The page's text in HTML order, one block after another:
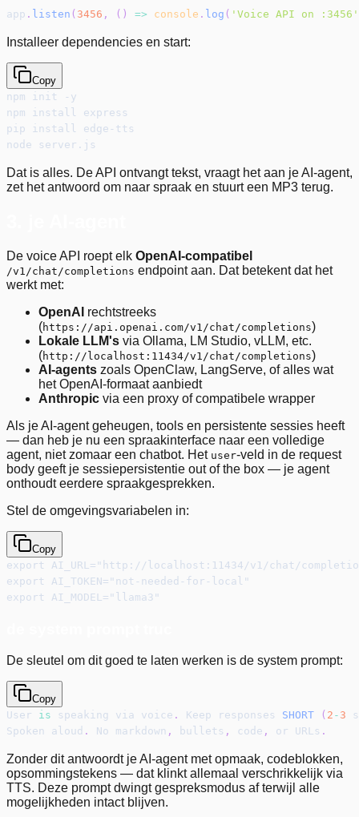
app . listen ( 3456 , ( ) => console . log ( 'Voice API on :3456'
Installeer dependencies en start:
Copy
npm init -y
npm install express
pip install edge-tts
node server.js
Dat is alles. De API ontvangt tekst, vraagt het aan je AI-agent,
zet het antwoord om naar spraak en stuurt een MP3 terug.
De voice API roept elk OpenAI-compatibel
/v1/chat/completions endpoint aan. Dat betekent dat het
werkt met:
OpenAI rechtstreeks
(https://api.openai.com/v1/chat/completions)
Lokale LLM's via Ollama, LM Studio, vLLM, etc.
(http://localhost:11434/v1/chat/completions)
AI-agents zoals OpenClaw, LangServe, of alles wat
het OpenAI-formaat aanbiedt
Anthropic via een proxy of compatibele wrapper
Als je AI-agent geheugen, tools en persistente sessies heeft
— dan heb je nu een spraakinterface naar een volledige
agent, niet zomaar een chatbot. Het user-veld in de request
body geeft je sessiepersistentie out of the box — je agent
onthoudt eerdere spraakgesprekken.
Stel de omgevingsvariabelen in:
Copy
export AI_URL="http://localhost:11434/v1/chat/
export AI_TOKEN="not-needed-for-local"
export AI_MODEL="llama3"
De sleutel om dit goed te laten werken is de system prompt:
Copy
User is speaking via voice . Keep responses SHORT ( 2 - 3
Spoken aloud . No markdown , bullets , code , or URLs .
Zonder dit antwoordt je AI-agent met opmaak, codeblokken,
opsommingstekens — dat klinkt allemaal verschrikkelijk via
TTS. Deze prompt dwingt gespreksmodus af terwijl alle
mogelijkheden intact blijven.